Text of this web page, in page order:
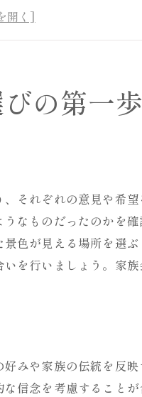
収集の方法
慮した選択肢
場合の調整方法
価値観を反映させる方法
味・嗜好の関係性
インの特徴
る予算の考え方
素材や配置場所の選び方
した場所選び
う反映するか
の第一歩
それぞれの意見や希
なものだったのかを
色が見える場所を選
を行いましょう。家
みや家族の伝統を反
信念を考慮すること